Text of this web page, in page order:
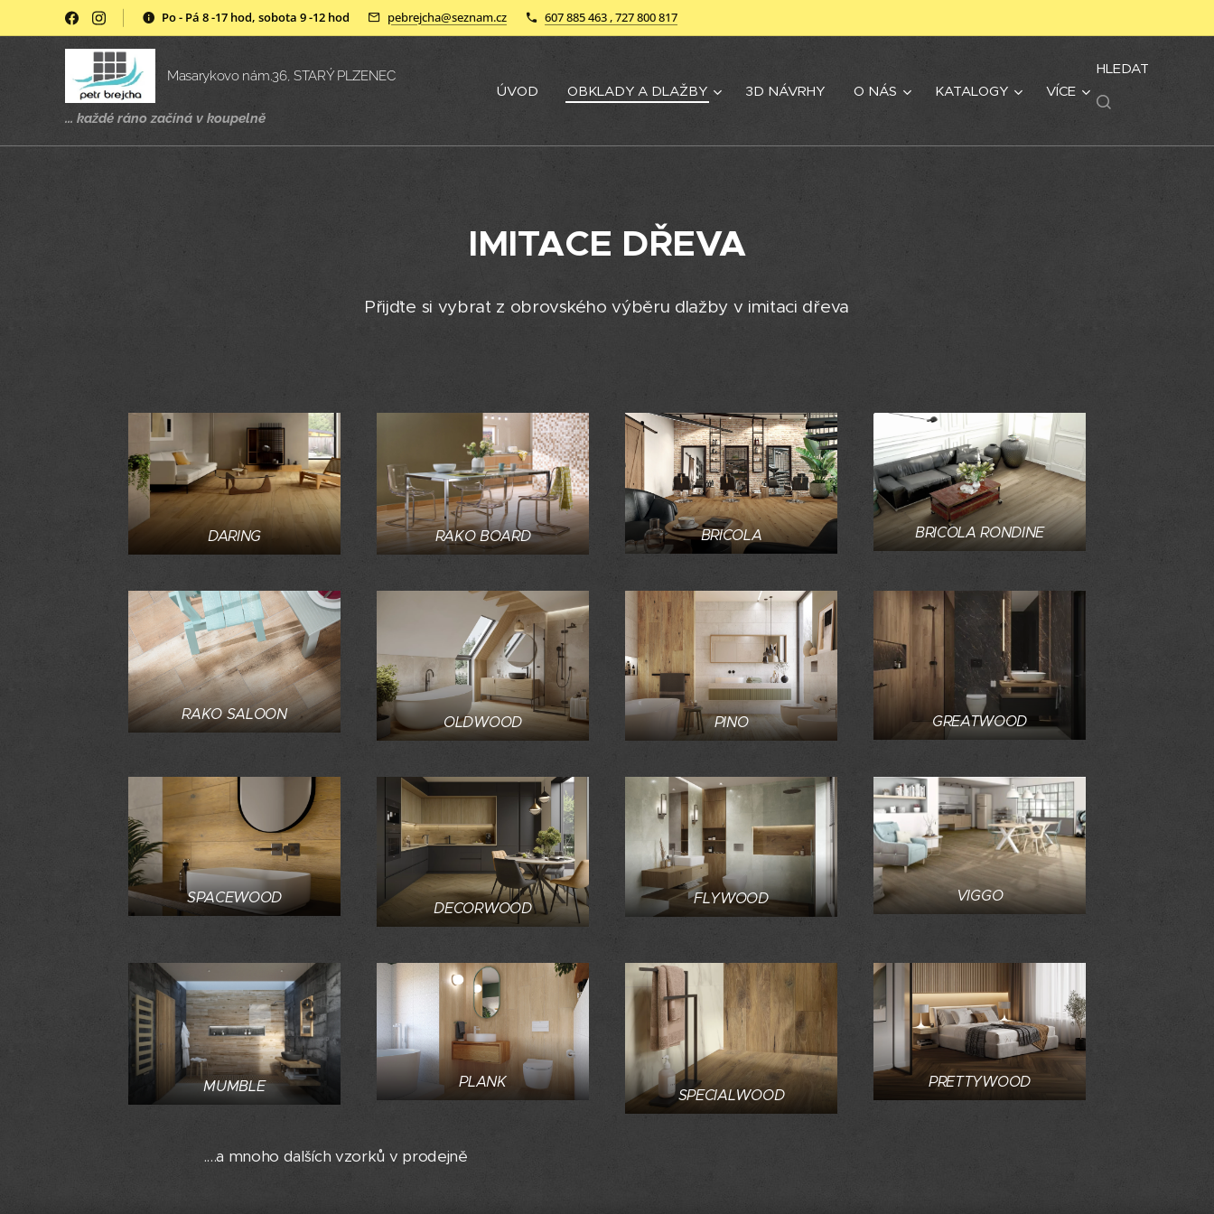
Po - Pá 8 -17 hod, sobota 9 -12 hod pebrejcha@seznam.cz 607 885 463 , 727 800 817
Masarykovo nám.36, STARÝ PLZENEC
... každé ráno začíná v koupelně
ÚVOD OBKLADY A DLAŽBY 3D NÁVRHY O NÁS KATALOGY VÍCE
HLEDAT
IMITACE DŘEVA
Přijďte si vybrat z obrovského výběru dlažby v imitaci dřeva
DARING RAKO BOARD BRICOLA BRICOLA RONDINE
RAKO SALOON OLDWOOD PINO GREATWOOD
SPACEWOOD
DECORWOOD
FLYWOOD VIGGO
MUMBLE PLANK
SPECIALWOOD
PRETTYWOOD
....a mnoho dalších vzorků v prodejně